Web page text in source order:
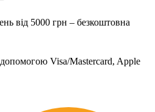
від 5000 грн – безкоштовна
Visa/Mastercard, Apple